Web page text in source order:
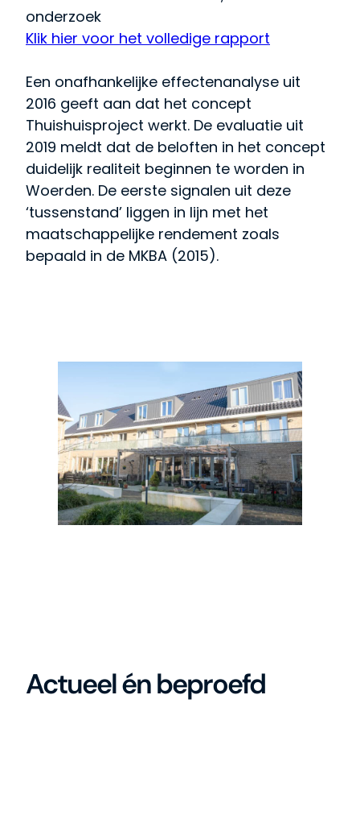
onderzoek
Klik hier voor het volledige rapport
Een onafhankelijke effectenanalyse uit
2016 geeft aan dat het concept
Thuishuisproject werkt. De evaluatie uit
2019 meldt dat de beloften in het concept
duidelijk realiteit beginnen te worden in
Woerden. De eerste signalen uit deze
‘tussenstand’ liggen in lijn met het
maatschappelijke rendement zoals
bepaald in de MKBA (2015).
Actueel én beproefd